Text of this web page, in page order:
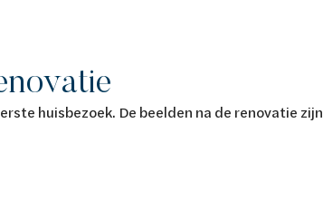
huisbezoek. De beelden na de renovatie zijn